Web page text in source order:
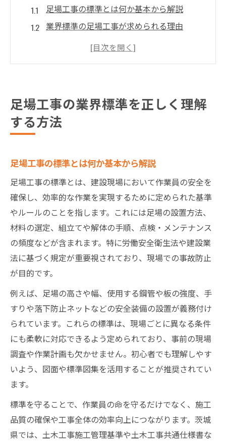
足場工事の標準とは何か基本から解説
業界標準の足場工事が求められる理由
茨城県で適用される足場工事基準の特徴
足場工事で安全基準を守る必須の対策
作業現場で注意すべき足場工事の安全項目
安全な足場工事に必要な管理基準値とは
茨城県の足場工事で重視される品質管理基
準
茨城県で遵守すべき足場工事の最新事情
茨城県の足場工事で守るべき最新基準
土木工事施工管理基準と足場工事の関係
最新の茨城県土木仕様書が足場工事に与え
る影響
茨城県の足場工事で実務的に注意すべき点
出来形管理一覧表で分かる足場工事の要点
許可申請に必要な足場工事の要件とは
足場工事で必要な許可申請の流れと注意点
許可要件を満たす足場工事業者の条件
経営管理責任者が担う足場工事の役割
許可申請時の足場工事施工実績の証明方法
足場工事の業界標準を正しく理解
する方法
足場工事の標準とは何か基本から解説
足場工事の標準とは、建設現場において作業員の安全を
確保し、効率的な作業を実現するために定められた基準
やルールのことを指します。これには足場の設置方法、
材料の選定、組立てや解体の手順、点検・メンテナンス
の頻度などが含まれます。特に労働安全衛生法や建設業
法に基づく規定が重要視されており、現場での事故防止
が目的です。
例えば、足場の高さや幅、使用する鋼管や板の強度、手
すりや落下防止ネットなどの安全装備の設置が義務付け
られています。これらの標準は、現場ごとに異なる条件
にも柔軟に対応できるよう定められており、事前の現場
調査や作業計画も欠かせません。初心者でも理解しやす
いよう、図面や標準図集を活用することが推奨されてい
ます。
標準を守ることで、作業員の命を守るだけでなく、施工
品質の確保や工事全体の効率向上につながります。茨城
県では、土木工事施工管理基準や土木工事共通仕様書な